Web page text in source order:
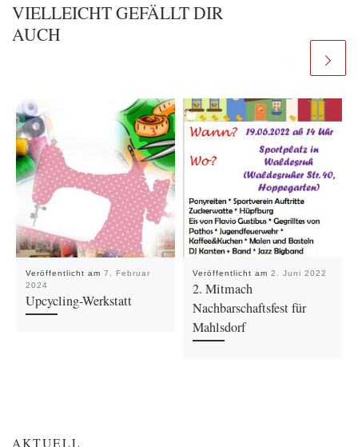
VIELLEICHT GEFÄLLT DIR
AUCH
Veröffentlicht am 7. Februar
2024
Upcycling-Werkstatt
Veröffentlicht am 2. Juni 2022
2. Mitmach
Nachbarschaftsfest für
Mahlsdorf
AKTUELL